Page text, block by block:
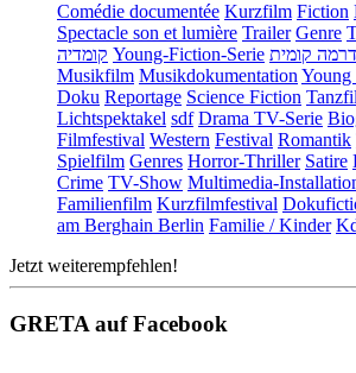
Comédie documentée Kurzfilm Fiction
Spectacle son et lumière Trailer Genre
קומדיה Young-Fiction-Serie דרמה קומית
Musikfilm Musikdokumentation Young
Doku Reportage Science Fiction
Lichtspektakel sdf Drama TV-Serie
Filmfestival Western Festival Romantik
Spielfilm Genres Horror-Thriller Satire
Crime TV-Show Multimedia-
Familienfilm Kurzfilmfestival
am Berghain Berlin Familie / Kinder
Jetzt weiterempfehlen!
GRETA auf Facebook